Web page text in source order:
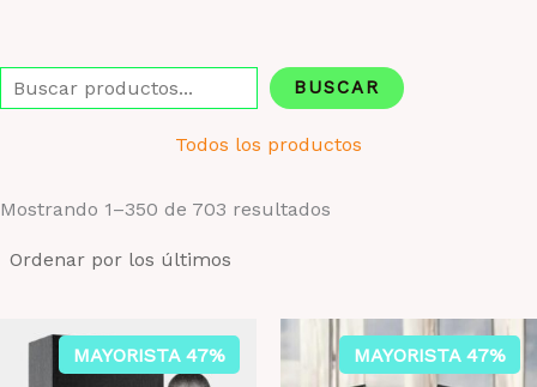
Buscar
BUSCAR
Todos los productos
Mostrando 1–350 de 703 resultados
MAYORISTA 47% MAYORISTA 47%